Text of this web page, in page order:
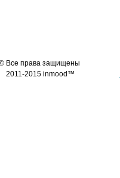
Все права защищены
2011-2015 inmood™